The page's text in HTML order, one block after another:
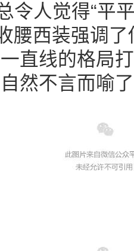
令人觉得“平
腰西装强调
直线的格局
然不言而喻